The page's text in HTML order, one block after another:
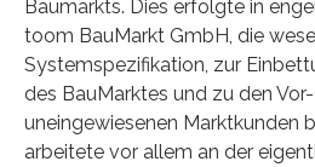
Baumarkts. Dies erfolgte in
toom BauMarkt GmbH, die
Systemspezifikation, zur
des BauMarktes und zu den
uneingewiesenen Marktkunden
arbeitete vor allem an der